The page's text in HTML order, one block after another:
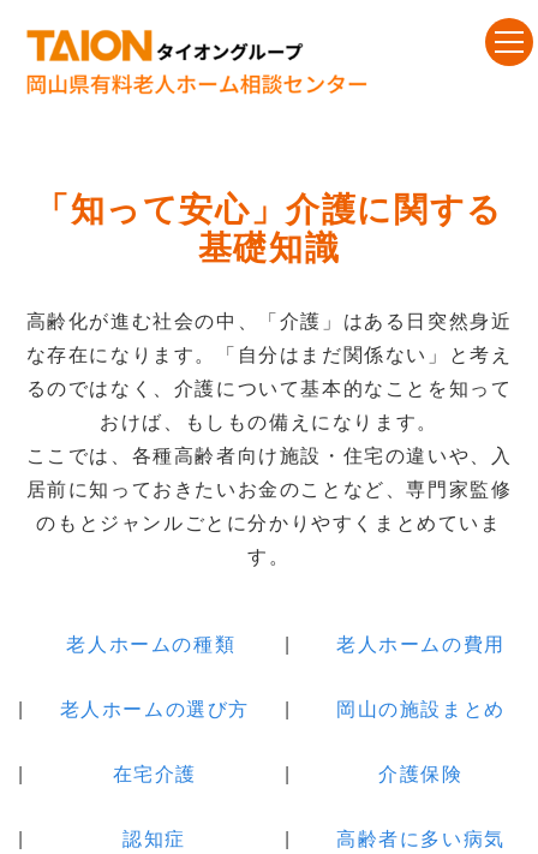
「知って安心」介護に関する
基礎知識
高齢化が進む社会の中、「介護」はある日突然身近
な存在になります。「自分はまだ関係ない」と考え
るのではなく、介護について基本的なことを知って
おけば、もしもの備えになります。
ここでは、各種高齢者向け施設・住宅の違いや、入
居前に知っておきたいお金のことなど、専門家監修
のもとジャンルごとに分かりやすくまとめていま
す。
老人ホームの種類 老人ホームの費用
老人ホームの選び方 岡山の施設まとめ
在宅介護 介護保険
認知症 高齢者に多い病気